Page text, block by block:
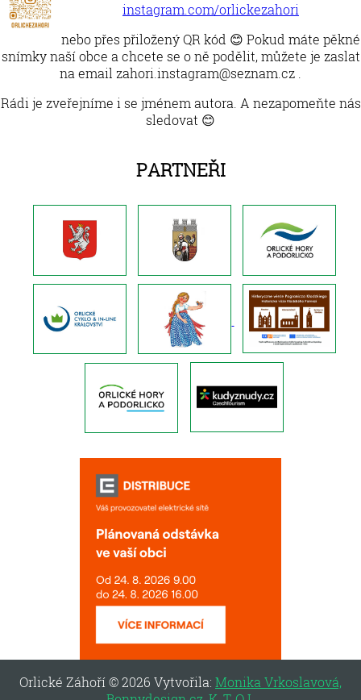
instagram.com/orlickezahori
nebo přes přiložený QR kód 😊 Pokud máte pěkné
snímky naší obce a chcete se o ně podělit, můžete je zaslat
na email zahori.instagram@seznam.cz .
Rádi je zveřejníme i se jménem autora. A nezapomeňte nás
sledovat 😊
Partneři
Orlické Záhoří © 2026 Vytvořila: Monika Vrkoslavová,